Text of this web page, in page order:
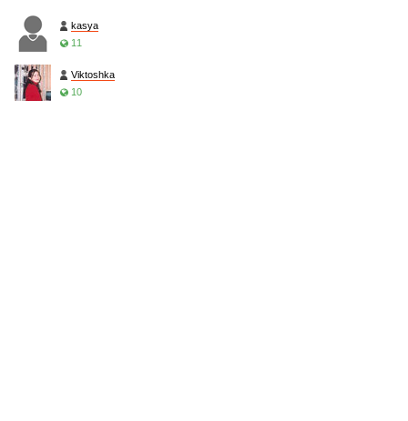
kasya
11
Viktoshka
10